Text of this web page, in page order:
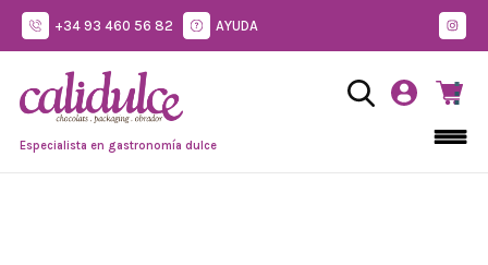
+34 93 460 56 82 AYUDA
Especialista en gastronomía dulce